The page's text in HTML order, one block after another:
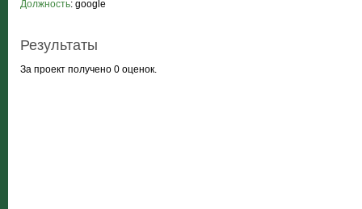
Должность: google
Результаты
За проект получено 0 оценок.